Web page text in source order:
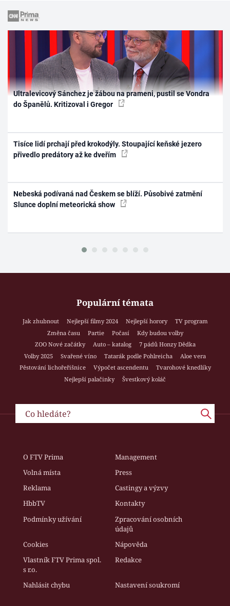
Ultralevicový Sánchez je žábou na prameni, pustil se Vondra
do Španělů. Kritizoval i Gregor
Tisíce lidí prchají před krokodýly. Stoupající keňské jezero
přivedlo predátory až ke dveřím
Nebeská podívaná nad Českem se blíží. Působivé zatmění
Slunce doplní meteorická show
Populární témata
Jak zhubnout Nejlepší filmy 2024 Nejlepší horory
TV program
Změna času
Partie Počasí
Kdy budou volby
ZOO Nové začátky
Auto – katalog
7 pádů Honzy Dědka
Volby 2025
Svařené víno Tatarák podle Pohlreicha
Aloe vera
Pěstování lichořeřišnice
Výpočet ascendentu
Tvarohové knedlíky
Nejlepší palačinky
Švestkový koláč
O FTV Prima
Management
Volná místa
Press
Reklama
Castingy a výzvy
HbbTV
Kontakty
Podmínky užívání
Zpracování osobních
údajů
Cookies
Nápověda
Vlastník FTV Prima spol.
s r.o.
Redakce
Nahlásit chybu Nastavení soukromí